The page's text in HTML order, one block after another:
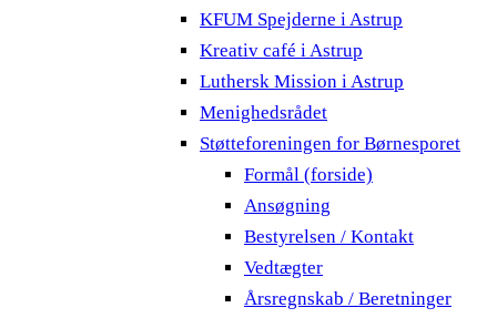
KFUM Spejderne i Astrup
Kreativ café i Astrup
Luthersk Mission i Astrup
Menighedsrådet
Støtteforeningen for Børnesporet
Formål (forside)
Ansøgning
Bestyrelsen / Kontakt
Vedtægter
Årsregnskab / Beretninger